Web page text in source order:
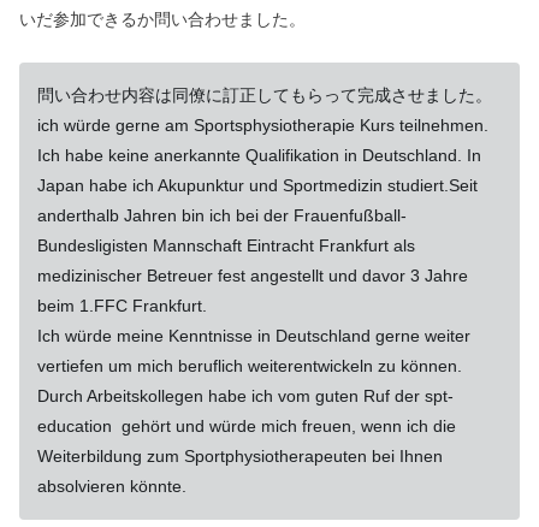
いだ参加できるか問い合わせました。
問い合わせ内容は同僚に訂正してもらって完成させました。
ich würde gerne am Sportsphysiotherapie Kurs teilnehmen.
Ich habe keine anerkannte Qualifikation in Deutschland. In
Japan habe ich Akupunktur und Sportmedizin studiert.Seit
anderthalb Jahren bin ich bei der Frauenfußball-
Bundesligisten Mannschaft Eintracht Frankfurt als
medizinischer Betreuer fest angestellt und davor 3 Jahre
beim 1.FFC Frankfurt.
Ich würde meine Kenntnisse in Deutschland gerne weiter
vertiefen um mich beruflich weiterentwickeln zu können.
Durch Arbeitskollegen habe ich vom guten Ruf der spt-
education gehört und würde mich freuen, wenn ich die
Weiterbildung zum Sportphysiotherapeuten bei Ihnen
absolvieren könnte.